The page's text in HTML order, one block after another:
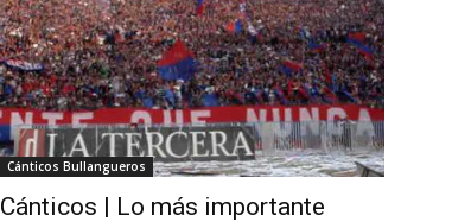
Cánticos Bullangueros
Cánticos | Lo más importante